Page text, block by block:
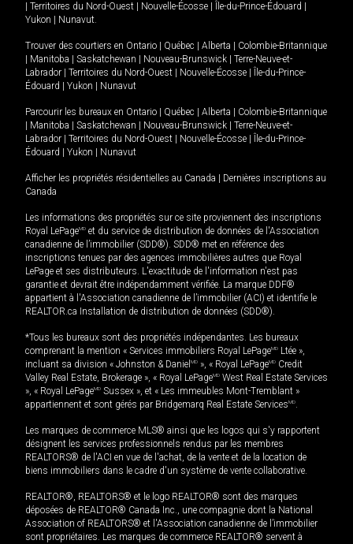
Territoires du Nord-Ouest Nouvelle-Écosse Île-du-Prince-Édouard
Yukon
Nunavut.
Trouver des courtiers en Ontario Québec Alberta
Colombie-Britannique
Manitoba Saskatchewan Nouveau-Brunswick
Terre-Neuve-et-
Labrador
Territoires du Nord-Ouest Nouvelle-Écosse
Île-du-Prince-
Édouard
Yukon Nunavut
Parcourir les bureaux en Ontario Québec Alberta
Colombie-Britannique
Manitoba Saskatchewan Nouveau-Brunswick
Terre-Neuve-et-
Labrador
Territoires du Nord-Ouest Nouvelle-Écosse
Île-du-Prince-
Édouard
Yukon Nunavut
Afficher les propriétés résidentielles au Canada
Dernières inscriptions au
Canada
Les informations des propriétés sur ce site proviennent des inscriptions
Royal LePageMD et du service de distribution de données de l'Association
canadienne de l’immobilier (SDD®). SDD® met en référence des
inscriptions tenues par des agences immobilières autres que Royal
LePage et ses distributeurs. L'exactitude de l'information n'est pas
garantie et devrait être indépendamment vérifiée. La marque DDF®
appartient à l'Association canadienne de l’immobilier (ACI) et identifie le
REALTOR.ca Installation de distribution de données (SDD®).
*Tous les bureaux sont des propriétés indépendantes. Les bureaux
comprenant la mention « Services immobiliers Royal LePageMD Ltée »,
incluant sa division « Johnston & Daniel MD », « Royal LePageMD Credit
Valley Real Estate, Brokerage », « Royal LePageMD West Real Estate Services
», « Royal LePageMD Sussex », et « Les immeubles Mont-Tremblant »
appartiennent et sont gérés par Bridgemarq Real Estate ServicesMD.
Les marques de commerce MLS® ainsi que les logos qui s'y rapportent
désignent les services professionnels rendus par les membres
REALTORS® de l'ACI en vue de l'achat, de la vente et de la location de
biens immobiliers dans le cadre d'un système de vente collaborative.
REALTOR®, REALTORS® et le logo REALTOR® sont des marques
déposées de REALTOR® Canada Inc., une compagnie dont la National
Association of REALTORS® et l'Association canadienne de l’immobilier
sont propriétaires. Les marques de commerce REALTOR® servent à